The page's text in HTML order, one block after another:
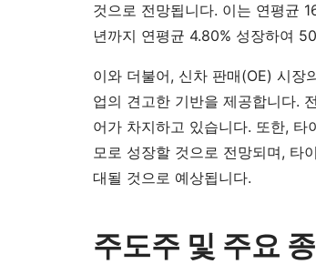
것으로 전망됩니다. 이는 연평균
년까지 연평균 4.80% 성장하여
이와 더불어, 신차 판매(OE) 시장
업의 견고한 기반을 제공합니다.
어가 차지하고 있습니다. 또한,
모로 성장할 것으로 전망되며, 타
대될 것으로 예상됩니다.
주도주 및 주요